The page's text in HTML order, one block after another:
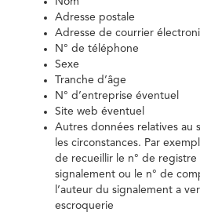
Adresse postale
Adresse de courrier
N° de téléphone
Sexe
Tranche d’âge
N° d’entreprise éventuel
Site web éventuel
Autres données relatives au
les circonstances. Par
de recueillir le n° de registre
signalement ou le n° de
l’auteur du signalement a
escroquerie